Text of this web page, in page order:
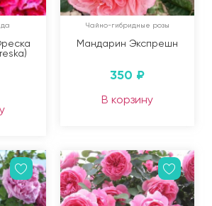
Чайно-гибридные розы
Мандарин Экспрешн
350 ₽
В корзину